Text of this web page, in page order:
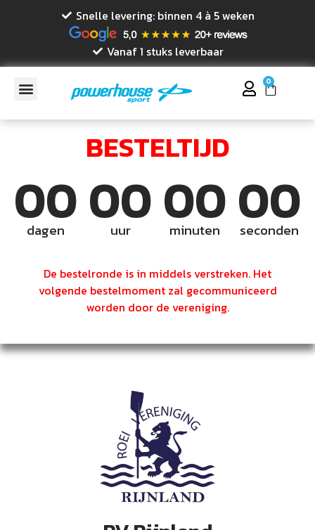
Snelle levering: binnen 4 à 5 weken
Vanaf 1 stuks leverbaar
0
BESTELTIJD
00
dagen 00
uur 00
minuten 00
seconden
De bestelronde is in middels verstreken. Het
volgende bestelmoment zal gecommuniceerd
worden door de vereniging.